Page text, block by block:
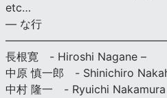
etc…
— な行
長根寛 - Hiroshi Nagane –
中原 慎一郎 - Shinichiro
中村 隆一 - Ryuichi Nakamura